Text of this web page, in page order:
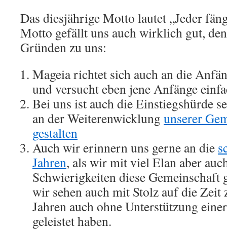
Das diesjährige Motto lautet „Jeder
Motto gefällt uns auch wirklich gut,
Gründen zu uns:
Mageia richtet sich auch an die
und versucht eben jene Anfänge
Bei uns ist auch die Einstiegshürde
an der Weiterenwicklung unserer
gestalten
Auch wir erinnern uns gerne an die
Jahren, als wir mit viel Elan aber
Schwierigkeiten diese Gemeinschaft
wir sehen auch mit Stolz auf die
Jahren auch ohne Unterstützung
geleistet haben.